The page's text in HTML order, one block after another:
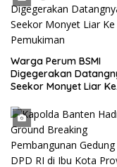
Warga Perum BSMI
Digegerakan Datangnya
Seekor Monyet Liar Ke